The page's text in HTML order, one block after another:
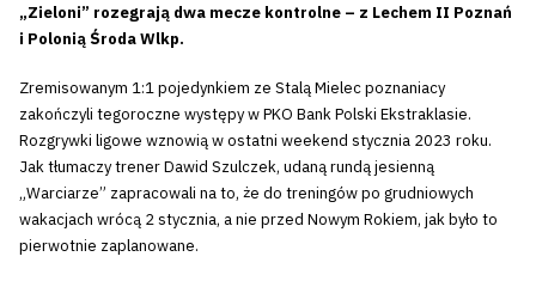
„Zieloni” rozegrają dwa mecze kontrolne – z Lechem II Poznań
i Polonią Środa Wlkp.
Zremisowanym 1:1 pojedynkiem ze Stalą Mielec poznaniacy
zakończyli tegoroczne występy w PKO Bank Polski Ekstraklasie.
Rozgrywki ligowe wznowią w ostatni weekend stycznia 2023 roku.
Jak tłumaczy trener Dawid Szulczek, udaną rundą jesienną
„Warciarze” zapracowali na to, że do treningów po grudniowych
wakacjach wrócą 2 stycznia, a nie przed Nowym Rokiem, jak było to
pierwotnie zaplanowane.